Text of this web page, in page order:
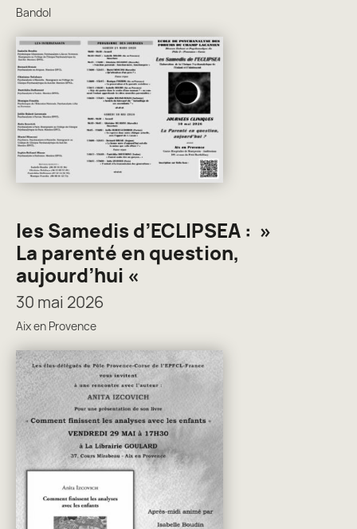
Bandol
les Samedis d’ECLIPSEA : »
La parenté en question,
aujourd’hui «
30 mai 2026
Aix en Provence